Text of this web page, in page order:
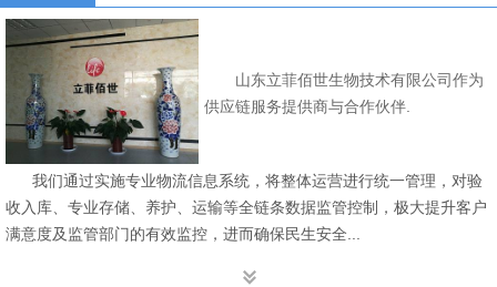
山东立菲佰世生物技术有限公司作为
供应链服务提供商与合作伙伴.
我们通过实施专业物流信息系统，将整体运营进行统一管理，对验
收入库、专业存储、养护、运输等全链条数据监管控制，极大提升客户
满意度及监管部门的有效监控，进而确保民生安全...
